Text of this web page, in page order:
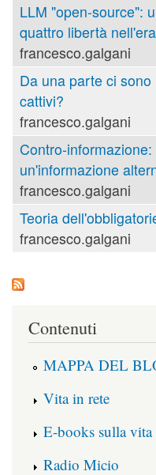
LLM "open-source":
quattro libertà
francesco.galgani
Da una parte ci sono
cattivi?
francesco.galgani
Contro-
un'informazione
francesco.galgani
Teoria
francesco.galgani
Contenuti
MAPPA DEL
Vita in rete
E-books sulla vita
Radio Micio